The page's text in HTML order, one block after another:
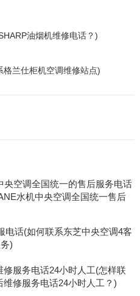
油烟机维修电话？)
兰仕柜机空调维修站点)
央空调全国统一的售后服务电话
水机中央空调全国统一售后
电话(如何联系东芝中央空调4客
)
修服务电话24小时人工(怎样联
维修服务电话24小时人工？)